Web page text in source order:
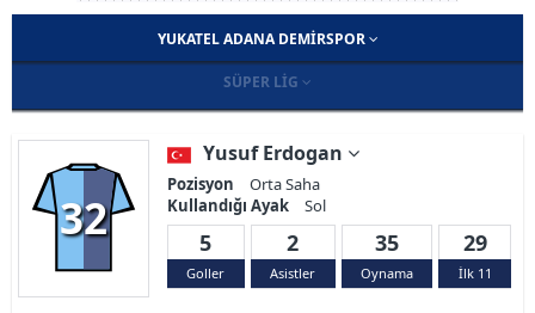
YUKATEL ADANA DEMIRSPOR
SÜPER LIG
32
Yusuf Erdogan
Pozisyon
Orta Saha
Kullandığı Ayak
Sol
5
Goller
2
Asistler
35
Oynama
29
İlk 11